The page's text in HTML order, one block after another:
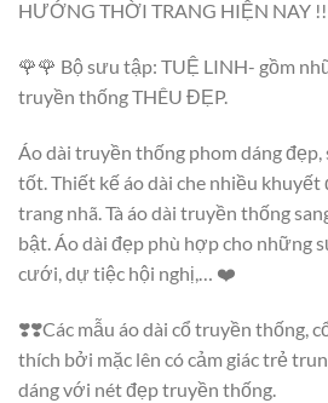
HƯỚNG THỜI TRANG HIỆN NAY !!
🌹🌹 Bộ sưu tập: TUỆ LINH- gồm
truyền thống THÊU ĐẸP.
Áo dài truyền thống phom dáng đẹp,
tốt. Thiết kế áo dài che nhiều
trang nhã. Tà áo dài truyền thống
bật. Áo dài đẹp phù hợp cho những
cưới, dự tiệc hội nghị,… ❤️
❣️❣️Các mẫu áo dài cổ truyền thống,
thích bởi mặc lên có cảm giác trẻ
dáng với nét đẹp truyền thống.